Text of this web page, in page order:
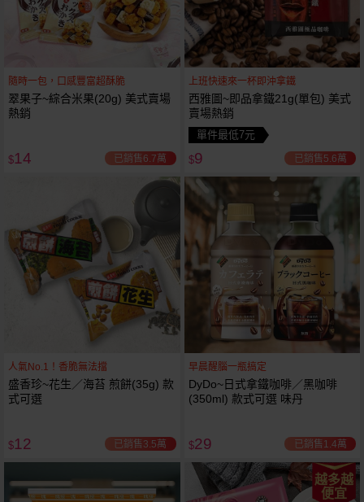
隨時一包，口感豐富超酥脆
翠果子~綜合米果(20g) 美式賣場
熱銷
$14 已銷售6.7萬
上班快速來一杯即沖拿鐵
西雅圖~即品拿鐵21g(單包) 美式
賣場熱銷
單件最低7元
$9 已銷售5.6萬
人氣No.1！香脆無法擋
盛香珍~花生／海苔 煎餅(35g) 款
式可選
$12 已銷售3.5萬
早晨醒腦一瓶搞定
DyDo~日式拿鐵咖啡／黑咖啡
(350ml) 款式可選 味丹
$29 已銷售1.4萬
越多越
便宜